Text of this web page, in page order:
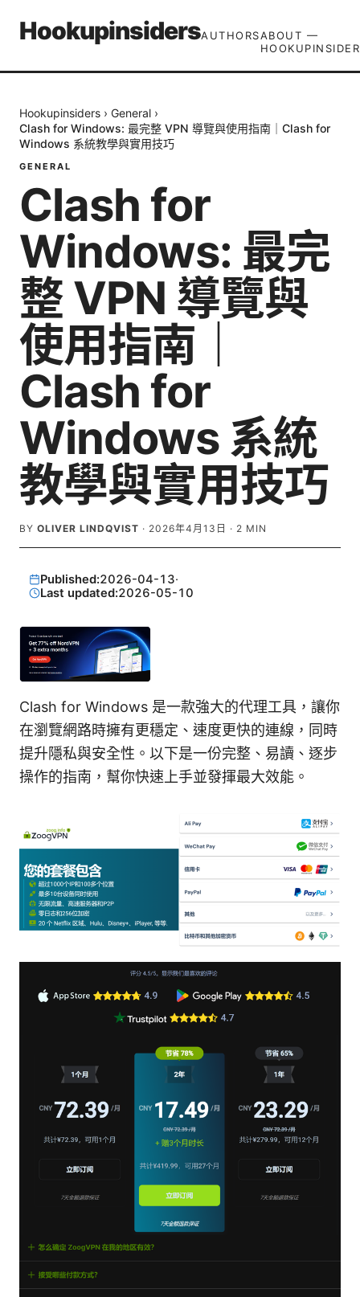
HookupinsidersAUTHORSABOUT —
Hookupinsiders › General ›
Clash for Windows: 最完整 VPN 導覽與使用指南｜Clash for
Windows 系統教學與實用技巧
GENERAL
Clash for
Windows: 最完
整 VPN 導覽與
使用指南｜
Clash for
Windows 系統
教學與實用技巧
BY OLIVER LINDQVIST · 2026年4月13日 · 2 MIN
Published:2026-04-13·
Last updated:2026-05-10
Clash for Windows 是一款強大的代理工具，讓你
在瀏覽網路時擁有更穩定、速度更快的連線，同時
提升隱私與安全性。以下是一份完整、易讀、逐步
操作的指南，幫你快速上手並發揮最大效能。